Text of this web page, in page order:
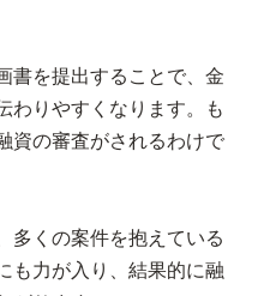
書を提出することで、金
わりやすくなります。も
資の審査がされるわけで
多くの案件を抱えている
も力が入り、結果的に融